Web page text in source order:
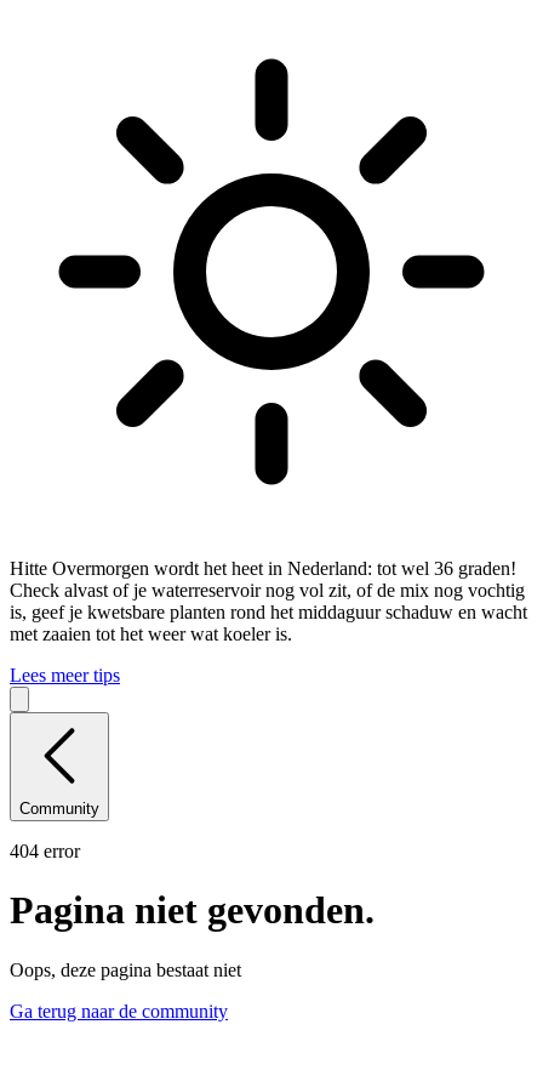
Hitte Overmorgen wordt het heet in Nederland: tot wel 36 graden!
Check alvast of je waterreservoir nog vol zit, of de mix nog vochtig
is, geef je kwetsbare planten rond het middaguur schaduw en wacht
met zaaien tot het weer wat koeler is.
Lees meer tips
Community
404 error
Pagina niet gevonden.
Oops, deze pagina bestaat niet
Ga terug naar de community